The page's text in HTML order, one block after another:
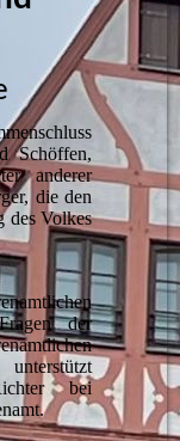
Schöffen,
anderer
die den
des Volkes
der
bei